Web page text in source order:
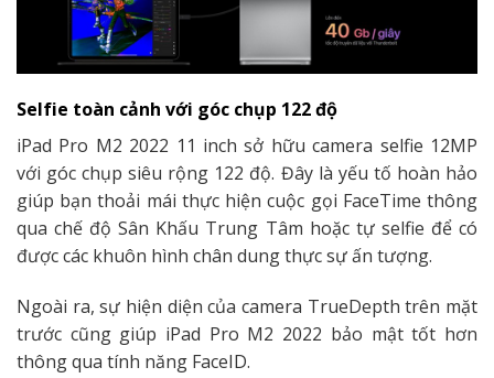
Selfie toàn cảnh với góc chụp 122 độ
iPad Pro M2 2022 11 inch sở hữu camera selfie 12MP
với góc chụp siêu rộng 122 độ. Đây là yếu tố hoàn hảo
giúp bạn thoải mái thực hiện cuộc gọi FaceTime thông
qua chế độ Sân Khấu Trung Tâm hoặc tự selfie để có
được các khuôn hình chân dung thực sự ấn tượng.
Ngoài ra, sự hiện diện của camera TrueDepth trên mặt
trước cũng giúp iPad Pro M2 2022 bảo mật tốt hơn
thông qua tính năng FaceID.